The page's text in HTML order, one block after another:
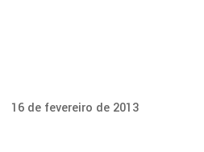
16 de fevereiro de 2013